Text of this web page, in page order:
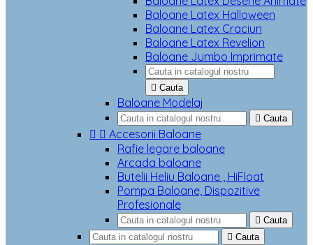
Baloane Latex Halloween
Baloane Latex Craciun
Baloane Latex Revelion
Baloane Jumbo Imprimate
 Cauta
Baloane Modelaj
 Cauta
  Accesorii Baloane
Rafie legare baloane
Arcada baloane
Butelii Heliu Baloane , HiFloat
Pompa Baloane, Dispozitive
Profesionale
 Cauta
 Cauta